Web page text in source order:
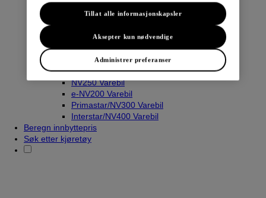
Navara
Townstar Varebil
Townstar El-Varebil
NV250 Varebil
e-NV200 Varebil
Primastar/NV300 Varebil
Interstar/NV400 Varebil
Beregn innbyttepris
Søk etter kjøretøy
Administrer preferanser
Aksepter kun nødvendige
Tillat alle informasjonskapsler